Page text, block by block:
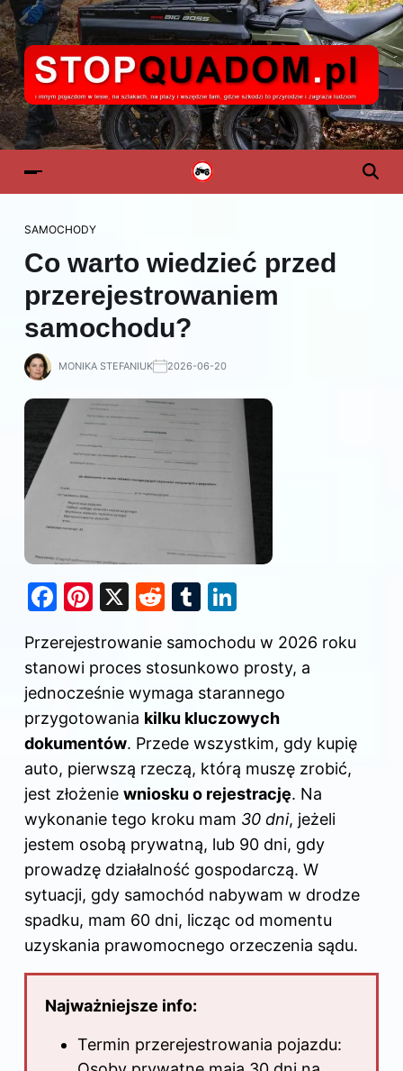
SAMOCHODY
Co warto wiedzieć przed
przerejestrowaniem
samochodu?
MONIKA STEFANIUK 2026-06-20
F
c
e
b
o
o
k
Pi
er
e
st
X
R
d
di
t
T
m
bl
r
k
e
dI
n
Przerejestrowanie samochodu w 2026 roku
stanowi proces stosunkowo prosty, a
jednocześnie wymaga starannego
przygotowania kilku kluczowych
dokumentów. Przede wszystkim, gdy kupię
auto, pierwszą rzeczą, którą muszę zrobić,
jest złożenie wniosku o rejestrację. Na
wykonanie tego kroku mam 30 dni, jeżeli
jestem osobą prywatną, lub 90 dni, gdy
prowadzę działalność gospodarczą. W
sytuacji, gdy samochód nabywam w drodze
spadku, mam 60 dni, licząc od momentu
uzyskania prawomocnego orzeczenia sądu.
Najważniejsze info:
Termin przerejestrowania pojazdu: